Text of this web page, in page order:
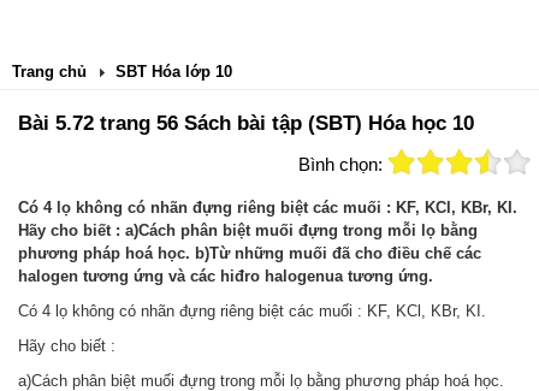
Trang chủ SBT Hóa lớp 10
Bài 5.72 trang 56 Sách bài tập (SBT) Hóa học 10
Bình chọn:
Có 4 lọ không có nhãn đựng riêng biệt các muối : KF, KCl, KBr, KI.
Hãy cho biết : a)Cách phân biệt muối đựng trong mỗi lọ bằng
phương pháp hoá học. b)Từ những muối đã cho điều chế các
halogen tương ứng và các hiđro halogenua tương ứng.
Có 4 lọ không có nhãn đựng riêng biệt các muối : KF, KCl, KBr, KI.
Hãy cho biết :
a)Cách phân biệt muối đựng trong mỗi lọ bằng phương pháp hoá học.